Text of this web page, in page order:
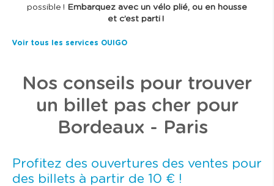
possible ! Embarquez avec un vélo plié, ou en housse
et c’est parti !
Voir tous les services OUIGO
Nos conseils pour trouver
un billet pas cher pour
Bordeaux - Paris
Profitez des ouvertures des ventes pour
des billets à partir de 10 € !